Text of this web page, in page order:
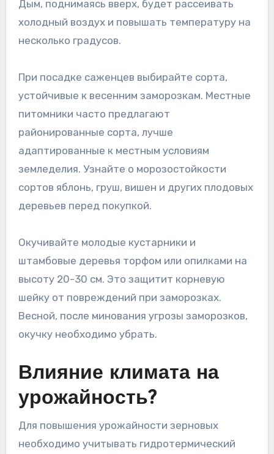
Дым, поднимаясь вверх, будет рассеивать
холодный воздух и повышать температуру на
несколько градусов.
При посадке саженцев выбирайте сорта,
устойчивые к весенним заморозкам. Местные
питомники часто предлагают
районированные сорта, лучше
адаптированные к местным условиям
земледелия. Узнайте о морозостойкости
сортов яблонь, груш, вишен и других плодовых
деревьев перед покупкой.
Окучивайте молодые кустарники и
штамбовые деревья торфом или опилками на
высоту 20-30 см. Это защитит корневую
шейку от повреждений при заморозках.
Весной, после минования угрозы заморозков,
окучку необходимо убрать.
Влияние климата на
урожайность?
Для повышения урожайности зерновых
необходимо учитывать гидротермический